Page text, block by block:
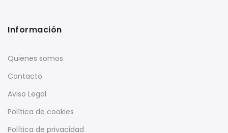
Información
Quienes somos
Contacto
Aviso Legal
Política de cookies
Política de privacidad